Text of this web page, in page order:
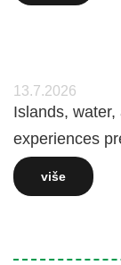
13.7.2026
Islands,
experiences
više